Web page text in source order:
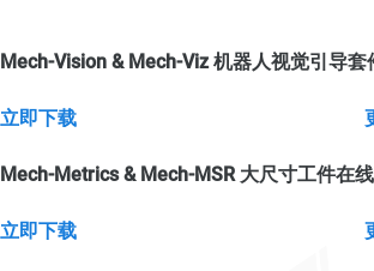
Mech-Vision & Mech-Viz 机器人视觉引导套
立即下载
Mech-Metrics & Mech-MSR 大尺寸工件在
立即下载